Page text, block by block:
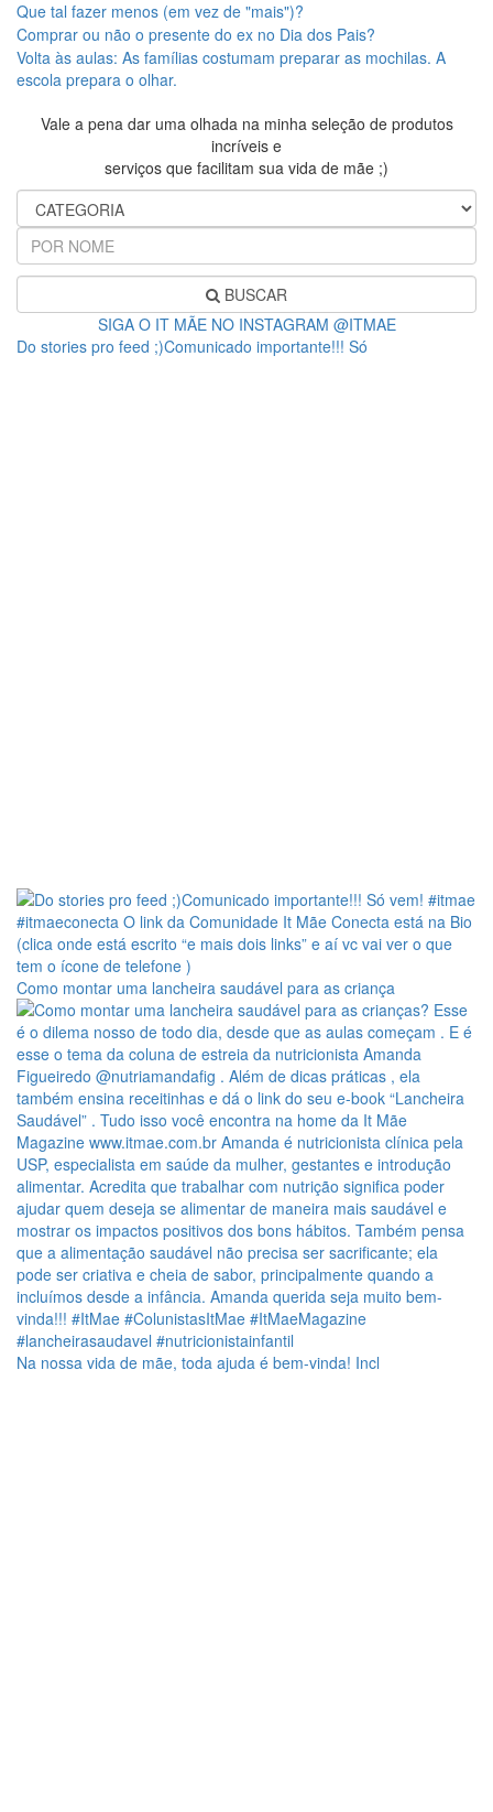
Que tal fazer menos (em vez de "mais")?
Comprar ou não o presente do ex no Dia dos Pais?
Volta às aulas: As famílias costumam preparar as mochilas. A
escola prepara o olhar.
Vale a pena dar uma olhada na minha seleção de produtos
incríveis e
serviços que facilitam sua vida de mãe ;)
BUSCAR
SIGA O IT MÃE NO INSTAGRAM @ITMAE
Do stories pro feed ;)Comunicado importante!!! Só
Como montar uma lancheira saudável para as criança
Na nossa vida de mãe, toda ajuda é bem-vinda! Incl